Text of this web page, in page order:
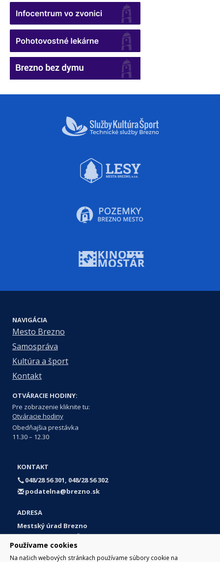
Používame cookies
Na našich webových stránkach používame súbory cookie na
NAVIGÁCIA
Mesto Brezno
Samospráva
Kultúra a šport
Kontakt
OTVÁRACIE HODINY:
Pre zobrazenie kliknite tu:
Otváracie hodiny
Obedňajšia prestávka
11.30 – 12.30
KONTAKT
048/28 56 301, 048/28 56 302
podatelna@brezno.sk
ADRESA
Mestský úrad Brezno
Námestie gen. M. R. Štefánika 1
977 01 Brezno
Slovakia (Slovak Republic)